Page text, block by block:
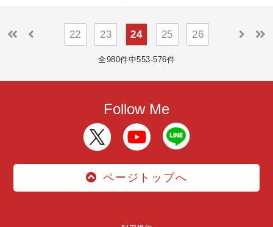
22 23 24 25 26
全980件中553-576件
Follow Me
ページトップへ